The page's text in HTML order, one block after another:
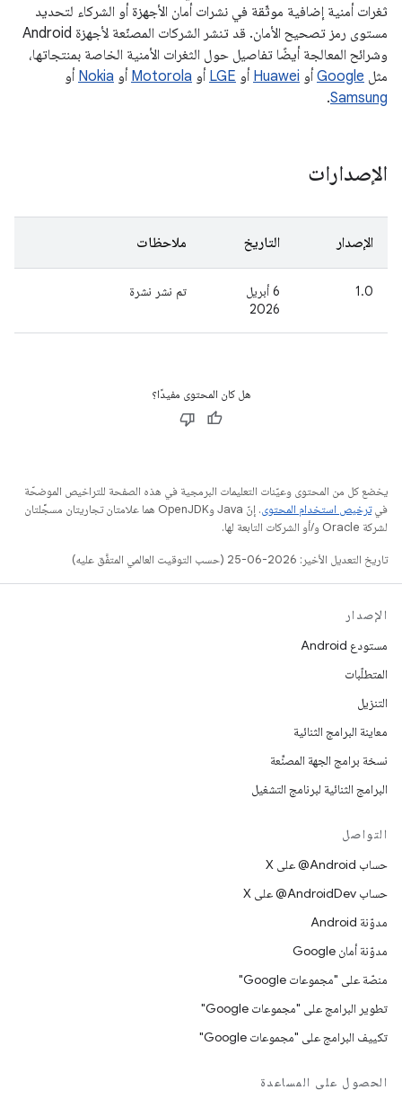
ثغرات أمنية إضافية موثّقة في نشرات أمان الأجهزة أو الشركاء لتحديد
مستوى رمز تصحيح الأمان. قد تنشر الشركات المصنّعة لأجهزة Android
وشرائح المعالجة أيضًا تفاصيل حول الثغرات الأمنية الخاصة بمنتجاتها،
مثل Google أو Huawei أو LGE أو Motorola أو Nokia أو
Samsung
.
الإصدارات
الإصدار التاريخ ملاحظات
1.0
‫6 أبريل
2026
تم نشر نشرة
هل كان المحتوى مفيدًا؟
يخضع كل من المحتوى وعيّنات التعليمات البرمجية في هذه الصفحة للتراخيص الموضحّة
فيترخيص استخدام المحتوى
. إنّ Java وOpenJDK هما علامتان تجاريتان مسجَّلتان
لشركة Oracle و/أو الشركات التابعة لها.
تاريخ التعديل الأخير: 2026-06-25 (حسب التوقيت العالمي المتفَّق عليه)
الإصدار
مستودع Android
المتطلّبات
التنزيل
معاينة البرامج الثنائية
نسخة برامج الجهة المصنِّعة
البرامج الثنائية لبرنامج التشغيل
التواصل
حساب ‎@Android على X
حساب ‎@AndroidDev على X
مدوّنة Android
مدوّنة أمان Google
منصّة على "مجموعات Google"
تطوير البرامج على "مجموعات Google"
تكييف البرامج على "مجموعات Google"
الحصول على المساعدة